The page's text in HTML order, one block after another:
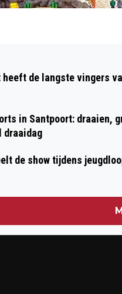
GEEN TREINEN
EN AMSTERDAM
heeft de langste vingers
in Santpoort: draaien,
draaidag
de show tijdens